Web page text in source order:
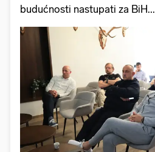
budućnosti nastupati za BiH...